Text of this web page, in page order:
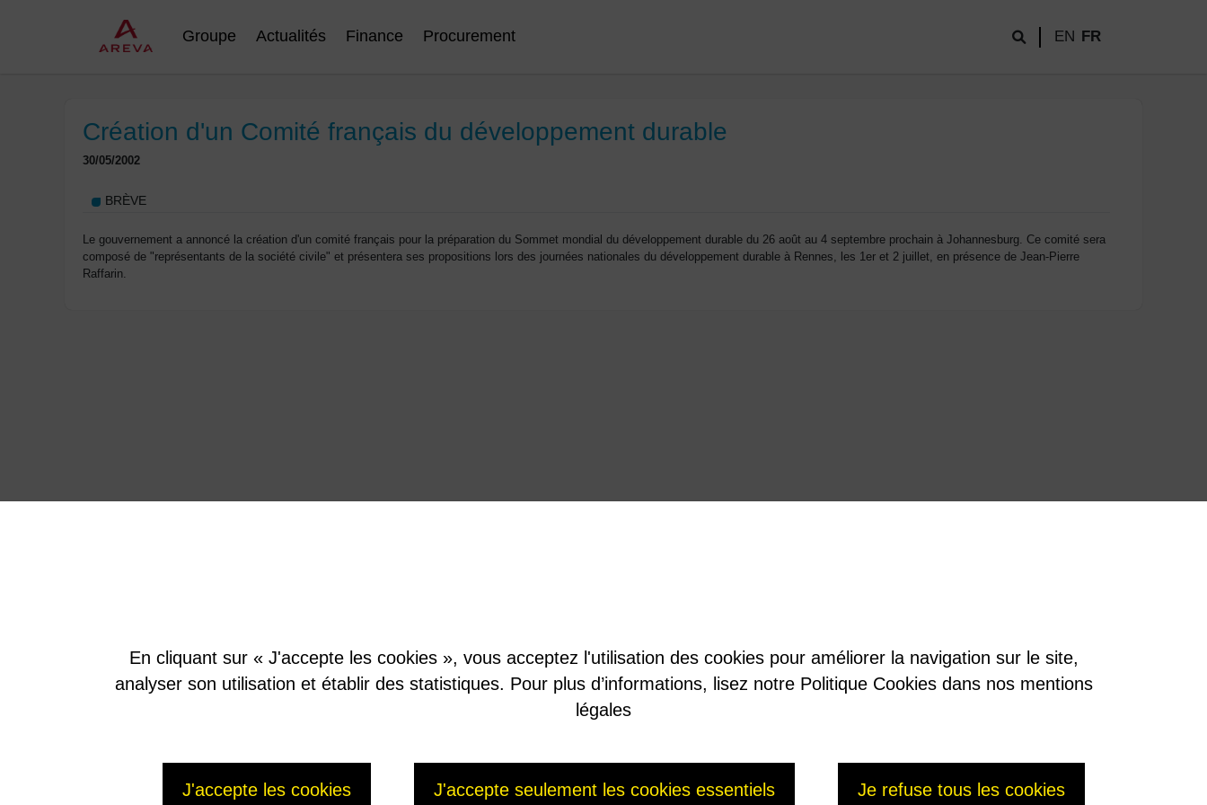
Groupe Actualités Finance Procurement EN FR
Création d'un Comité français du développement durable
30/05/2002
BRÈVE
Le gouvernement a annoncé la création d'un comité français pour la préparation du Sommet mondial du développement durable du 26 août au 4 septembre prochain à Johannesburg. Ce comité sera
composé de "représentants de la société civile" et présentera ses propositions lors des journées nationales du développement durable à Rennes, les 1er et 2 juillet, en présence de Jean-Pierre
Raffarin.
En cliquant sur « J'accepte les cookies », vous acceptez l'utilisation des cookies pour améliorer la navigation sur le site,
analyser son utilisation et établir des statistiques. Pour plus d’informations, lisez notre Politique Cookies dans nos mentions
légales
J'accepte les cookies J'accepte seulement les cookies essentiels Je refuse tous les cookies